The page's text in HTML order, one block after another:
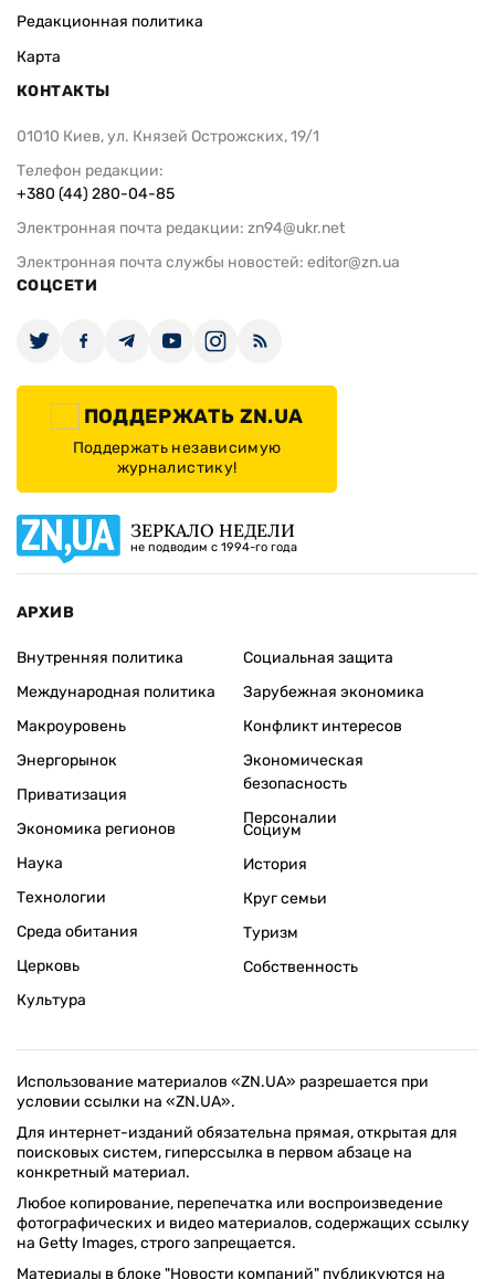
Редакционная политика
Карта
КОНТАКТЫ
01010 Киев, ул. Князей Острожских, 19/1
Телефон редакции:
+380 (44) 280-04-85
Электронная почта редакции: zn94@ukr.net
Электронная почта службы новостей: editor@zn.ua
СОЦСЕТИ
ПОДДЕРЖАТЬ ZN.UA
Поддержать независимую
журналистику!
ЗЕРКАЛО НЕДЕЛИ
не подводим с 1994-го года
АРХИВ
Внутренняя политика
Международная политика
Макроуровень
Энергорынок
Приватизация
Экономика регионов
Социальная защита
Зарубежная экономика
Конфликт интересов
Экономическая
безопасность
Персоналии
Наука
Технологии
Среда обитания
Церковь
Культура
Социум
История
Круг семьи
Туризм
Собственность
Использование материалов «ZN.UA» разрешается при
условии ссылки на «ZN.UA».
Для интернет-изданий обязательна прямая, открытая для
поисковых систем, гиперссылка в первом абзаце на
конкретный материал.
Любое копирование, перепечатка или воспроизведение
фотографических и видео материалов, содержащих ссылку
на Getty Images, строго запрещается.
Материалы в блоке "Новости компаний" публикуются на